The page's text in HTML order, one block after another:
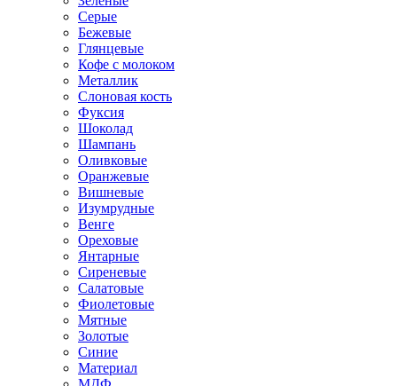
Серые
Бежевые
Глянцевые
Кофе с молоком
Металлик
Слоновая кость
Фуксия
Шоколад
Шампань
Оливковые
Оранжевые
Вишневые
Изумрудные
Венге
Ореховые
Янтарные
Сиреневые
Салатовые
Фиолетовые
Мятные
Золотые
Синие
Материал